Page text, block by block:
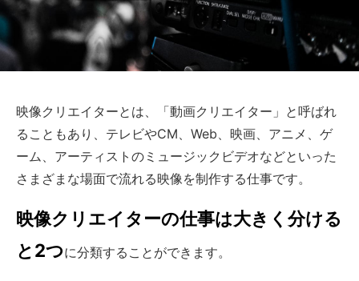
映像クリエイターとは、「動画クリエイター」と呼ばれ
ることもあり、テレビやCM、Web、映画、アニメ、ゲ
ーム、アーティストのミュージックビデオなどといった
さまざまな場面で流れる映像を制作する仕事です。
映像クリエイターの仕事は大きく分ける
と2つに分類することができます。